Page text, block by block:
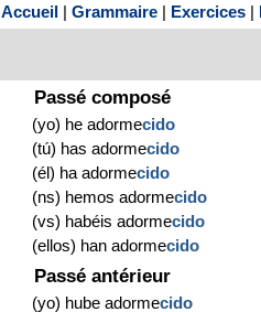
Accueil
Grammaire Exercices
Passé composé
(yo) he adormecido
(tú) has adormecido
(él) ha adormecido
(ns) hemos adormecido
(vs) habéis adormecido
(ellos) han adormecido
Passé antérieur
(yo) hube adormecido